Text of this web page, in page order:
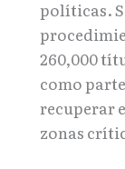
políticas.
260,000
como
recuperar
zonas